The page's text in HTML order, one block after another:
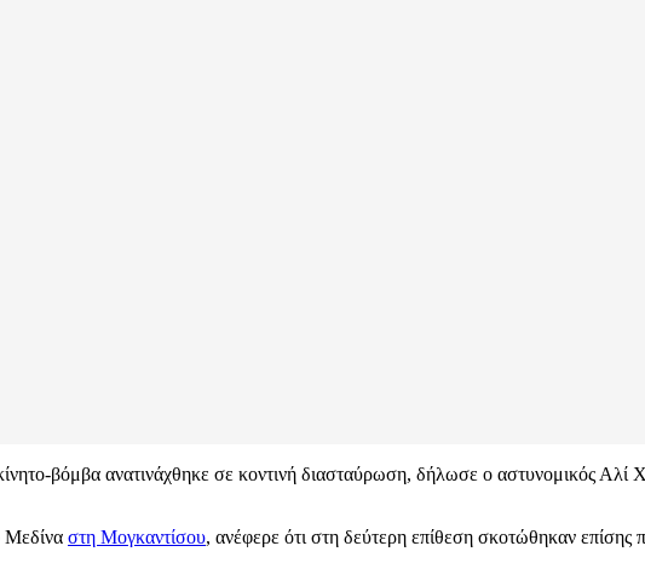
βόμβα ανατινάχθηκε σε κοντινή διασταύρωση, δήλωσε ο αστυνομικός
Μεδίνα στη Μογκαντίσου, ανέφερε ότι στη δεύτερη επίθεση σκοτώθηκαν επίσης